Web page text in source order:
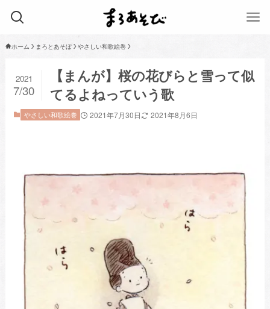
ホーム まろとあそぼ やさしい和歌絵巻
【まんが】桜の花びらと雪って似
てるよねっていう歌
2021
7/30
やさしい和歌絵巻 2021年7月30日 2021年8月6日